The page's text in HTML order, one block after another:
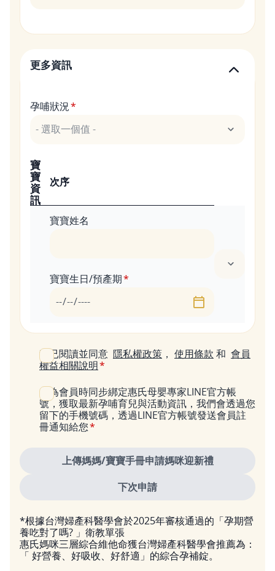
更多資訊
孕哺狀況
寶
寶
資
訊
次序
寶寶姓名
寶寶生日/預產期
我已閱讀並同意 隱私權政策 ， 使用條款 和 會員
權益相關說明
成為會員時同步綁定惠氏母嬰專家LINE官方帳
號，獲取最新孕哺育兒與活動資訊，我們會透過您
留下的手機號碼，透過LINE官方帳號發送會員註
冊通知給您
*根據台灣婦產科醫學會於2025年審核通過的「孕期營
養吃對了嗎? 」衛教單張
惠氏媽咪三層綜合維他命獲台灣婦產科醫學會推薦為：
「 好營養、好吸收、好舒適」的綜合孕補錠。